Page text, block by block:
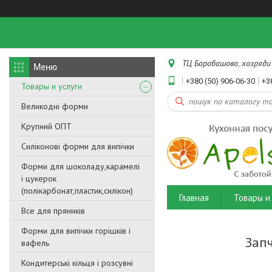
Товары и услуги
Великодні форми
Крупний ОПТ
Силіконові форми для випічки
Форми для шоколаду,карамелі
і цукерок
(полікарбонат,пластик,силікон)
Все для пряників
Форми для випічки горішків і
вафель
Кондитерські кільця і розсувні
ТЦ Барабашово,
+380 (50) 906-06-30
Главная Товары и